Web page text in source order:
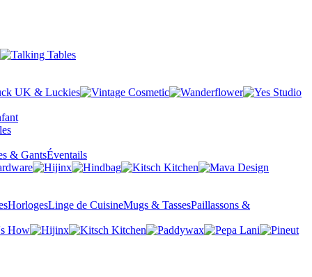
& GantsÉventails
HorlogesLinge de CuisineMugs & TassesPaillassons &